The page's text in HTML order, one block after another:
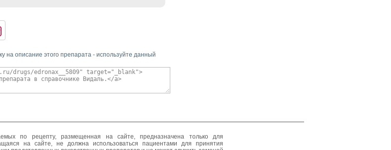
на описание этого препарата - используйте данный
по рецепту, размещенная на сайте, предназначена только для
на сайте, не должна использоваться пациентами для принятия